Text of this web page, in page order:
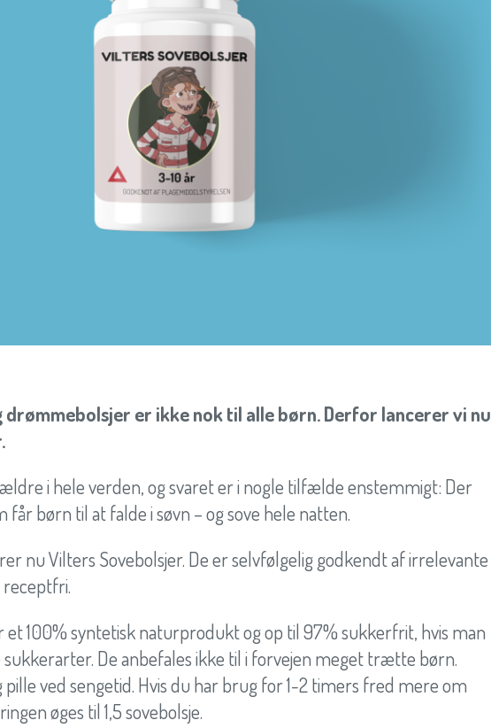
er ikke nok til alle børn. Derfor lancerer vi nu
i hele verden, og svaret er i nogle tilfælde enstemmigt: Der
får børn til at falde i søvn – og sove hele natten.
nu Vilters Sovebolsjer. De er selvfølgelig godkendt af irrelevante
et 100% syntetisk naturprodukt og op til 97% sukkerfrit, hvis man
De anbefales ikke til i forvejen meget trætte børn.
pille ved sengetid. Hvis du har brug for 1-2 timers fred mere om
øges til 1,5 sovebolsje.